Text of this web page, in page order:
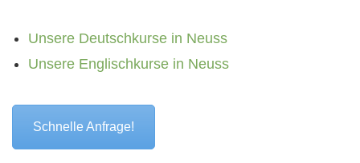
Unsere Deutschkurse in Neuss
Unsere Englischkurse in Neuss
Schnelle Anfrage!